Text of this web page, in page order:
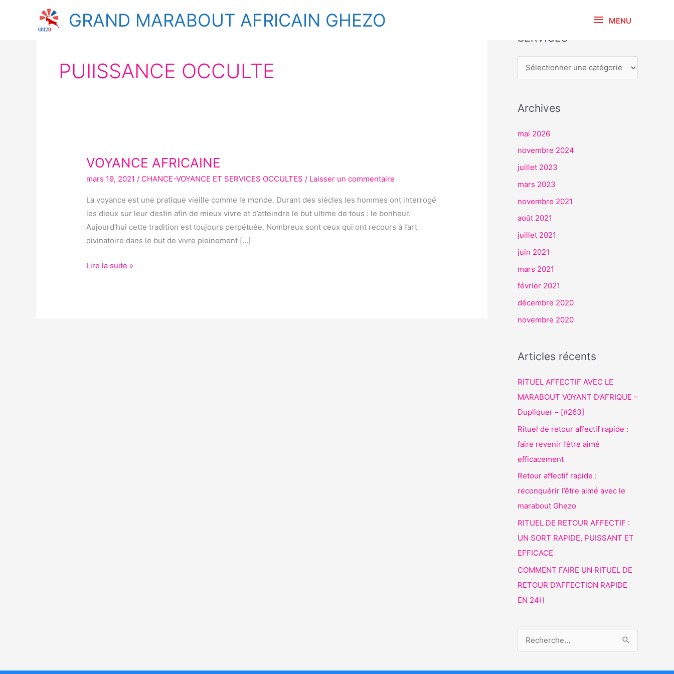
GRAND MARABOUT AFRICAIN GHEZO MENU
PUIISSANCE OCCULTE
VOYANCE AFRICAINE
mars 19, 2021/ CHANCE-VOYANCE ET SERVICES OCCULTES / Laisser un commentaire
La voyance est une pratique vieille comme le monde. Durant des siècles les hommes ont interrogé
les dieux sur leur destin afin de mieux vivre et d’atteindre le but ultime de tous : le bonheur.
Aujourd’hui cette tradition est toujours perpétuée. Nombreux sont ceux qui ont recours à l’art
divinatoire dans le but de vivre pleinement […]
VOYANCE
AFRICAINE
Lire la suite »
SERVICES
V
C
Archives
mai 2026
novembre 2024
juillet 2023
mars 2023
novembre 2021
août 2021
juillet 2021
juin 2021
mars 2021
février 2021
décembre 2020
novembre 2020
Articles récents
RITUEL AFFECTIF AVEC LE
MARABOUT VOYANT D’AFRIQUE –
Dupliquer – [#263]
Rituel de retour affectif rapide :
faire revenir l’être aimé
efficacement
Retour affectif rapide :
reconquérir l’être aimé avec le
marabout Ghezo
RITUEL DE RETOUR AFFECTIF :
UN SORT RAPIDE, PUISSANT ET
EFFICACE
COMMENT FAIRE UN RITUEL DE
RETOUR D’AFFECTION RAPIDE
EN 24H